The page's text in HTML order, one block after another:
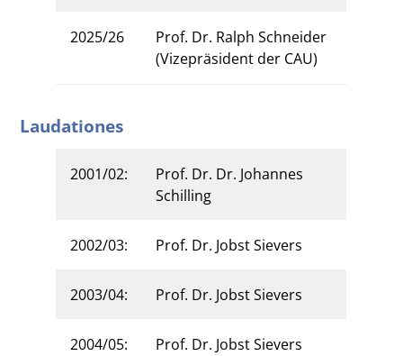
2025/26
Prof. Dr. Ralph Schneider
(Vizepräsident der CAU)
Laudationes
2001/02:
Prof. Dr. Dr. Johannes
Schilling
2002/03: Prof. Dr. Jobst Sievers
2003/04: Prof. Dr. Jobst Sievers
2004/05: Prof. Dr. Jobst Sievers